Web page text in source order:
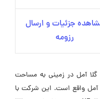
جزئیات و ارسال
رزومه
گلا آمل در زمینی به مساحت
آمل واقع است. این شرکت با